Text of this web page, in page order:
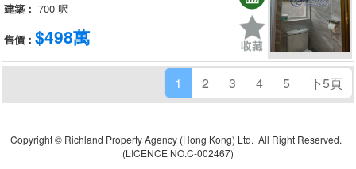
建築： 700 呎
售價： $498萬
1 2 3 4 5 下5頁
Copyright © Richland Property Agency (Hong Kong) Ltd. All Right Reserved.
(LICENCE NO.C-002467)